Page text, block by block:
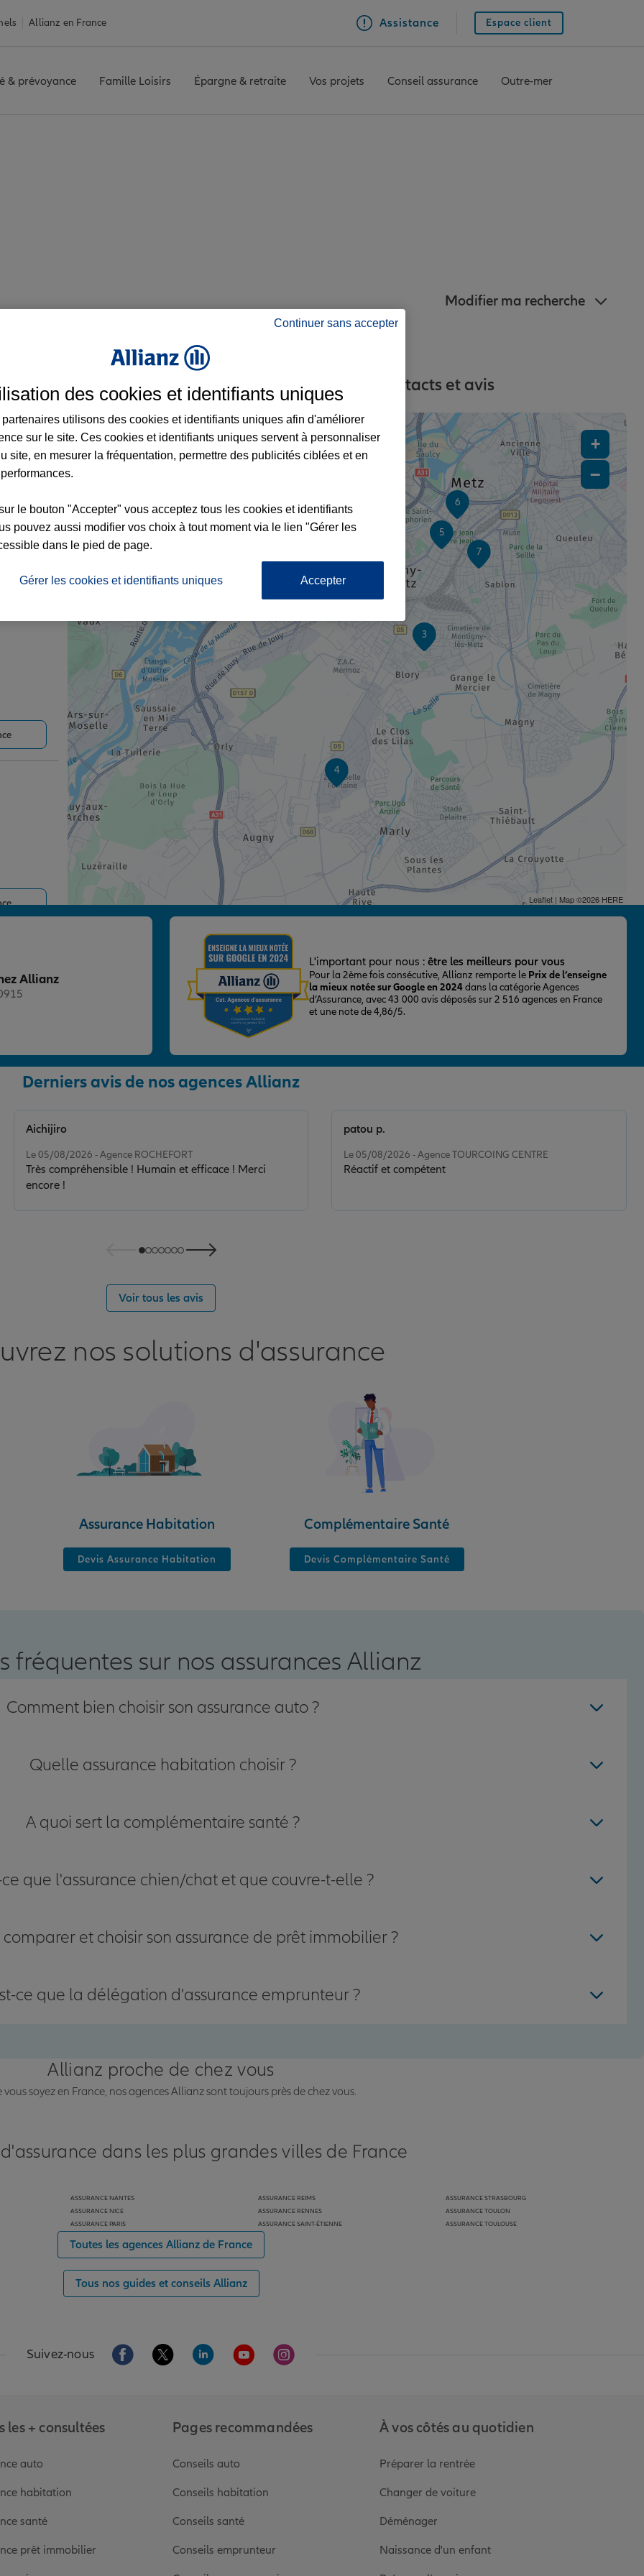
Allianz en France Assistance Espace client
& prévoyance Famille Loisirs Épargne & retraite Vos projets Conseil assurance Outre-mer
Modifier ma recherche
à Moulins-lès-Metz et aux alentours : adresses, contacts et avis
4
1
3
7
6
5
+
−
Leaflet| Map ©2026 HERE
Allianz
L'important pour nous : être les meilleurs pour vous
Pour la 2ème fois consécutive, Allianz remporte le Prix de l’enseigne
la mieux notée sur Google en 2024dans la catégorie Agences
d’Assurance, avec 43 000 avis déposés sur 2 516 agences en France
et une note de 4,86/5.
Derniers avis de nos agences Allianz
Le 05/08/2026 - Agence ROCHEFORT
Très compréhensible ! Humain et efficace ! Merci
encore !
Aichijiro
Le 05/08/2026 - Agence TOURCOING CENTRE
Réactif et compétent
patou p.
Voir tous les avis
nos solutions d'assurance
Assurance Habitation
Devis Assurance Habitation
Complémentaire Santé
Devis Complémentaire Santé
fréquentes sur nos assurances Allianz
Comment bien choisir son assurance auto ?
Quelle assurance habitation choisir ?
A quoi sert la complémentaire santé ?
que l'assurance chien/chat et que couvre-t-elle ?
et choisir son assurance de prêt immobilier ?
ce que la délégation d'assurance emprunteur ?
Allianz proche de chez vous
vous soyez en France, nos agences Allianz sont toujours près de chez vous.
dans les plus grandes villes de France
ASSURANCE NANTES
ASSURANCE NICE
ASSURANCE PARIS
ASSURANCE REIMS
ASSURANCE RENNES
ASSURANCE SAINT-ÉTIENNE
ASSURANCE STRASBOURG
ASSURANCE TOULON
ASSURANCE TOULOUSE
Toutes les agences Allianz de France
Tous nos guides et conseils Allianz
Suivez-nous Aller sur la page Facebook de Allianz
Aller sur la page Twitter de Allianz
Aller sur la page Linkedin de Allianz
Aller sur la page Youtube de Allianz
Aller sur la page Instagram de Allianz
les + consultées
auto
habitation
santé
prêt immobilier
Pages recommandées
Conseils auto
Conseils habitation
Conseils santé
Conseils emprunteur
À vos côtés au quotidien
Préparer la rentrée
Changer de voiture
Déménager
Naissance d'un enfant
Continuer sans accepter
des cookies et identifiants uniques
partenaires utilisons des cookies et identifiants uniques afin d'améliorer
sur le site. Ces cookies et identifiants uniques servent à personnaliser
site, en mesurer la fréquentation, permettre des publicités ciblées et en
le bouton "Accepter" vous acceptez tous les cookies et identifiants
pouvez aussi modifier vos choix à tout moment via le lien "Gérer les
dans le pied de page.
Gérer les cookies et identifiants uniques Accepter